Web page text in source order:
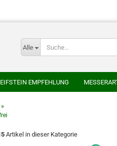
Alle
EMPFEHLUNG
HAMONO
»
Artikel in dieser Kategorie